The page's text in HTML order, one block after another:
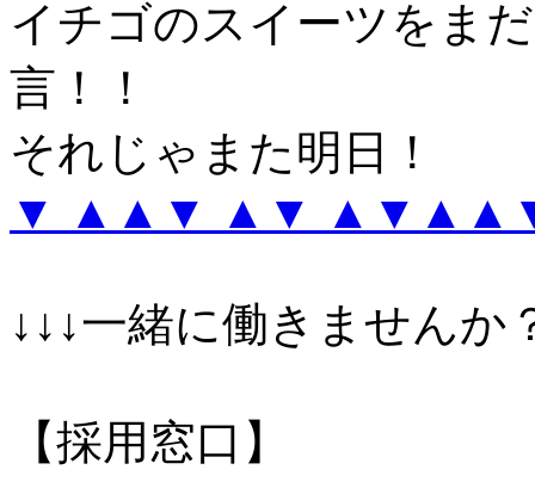
イチゴのスイーツをま
言！！
それじゃまた明日！
▼
▲ ▲▼ ▲▼
↓↓↓一緒に働きませんか
【採用窓口】